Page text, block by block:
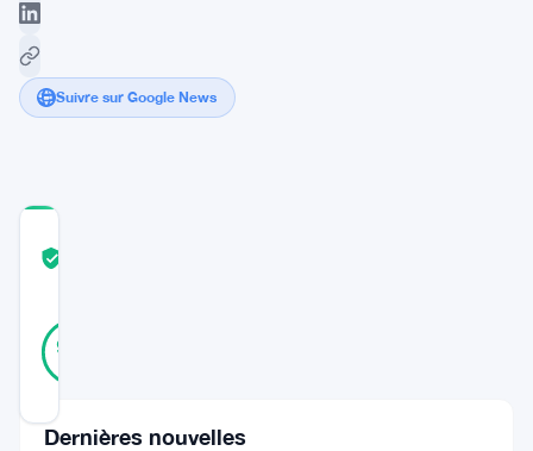
Suivre sur Google News
93
Dernières nouvelles